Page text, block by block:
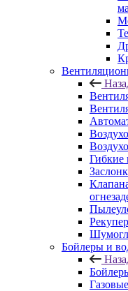
Гибкие
Бойлеры и
Газовые